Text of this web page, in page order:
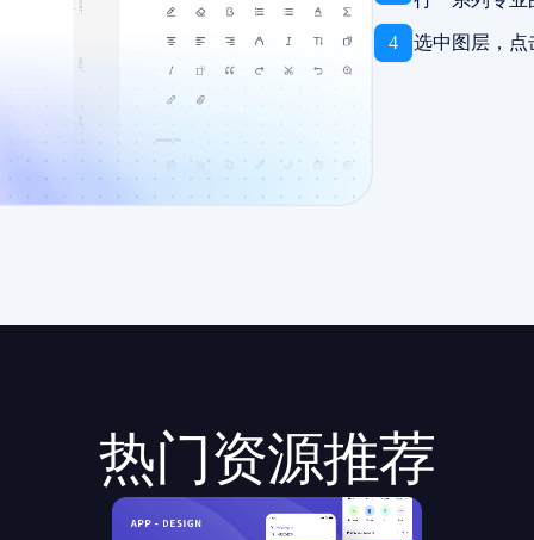
4 选中图层，点
热门资源推荐